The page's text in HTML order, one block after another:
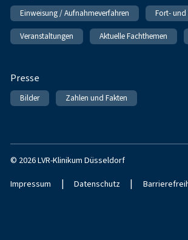
Einweisung / Aufnahmeverfahren Fort-
Veranstaltungen Aktuelle Fachthemen
Presse
Bilder Zahlen und Fakten
© 2026 LVR-Klinikum Düsseldorf
Impressum | Datenschutz |